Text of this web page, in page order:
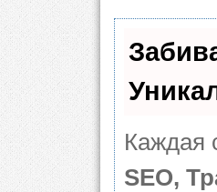
Каждая
SEO,